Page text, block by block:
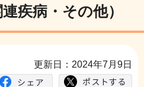
疾病・その他）
更新日：2024年7月9日